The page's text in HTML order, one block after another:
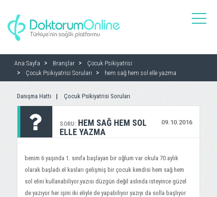
toggle
Ana Sayfa Branşlar
Çocuk Psikiyatrisi
Çocuk Psikiyatrisi Soruları
hem sağ hem sol elle yazma
Danışma Hattı Çocuk Psikiyatrisi Soruları
SORU: 09.10.2016
HEM SAĞ HEM SOL
ELLE YAZMA
benim 6 yaşında 1. sınıfa başlayan bir oğlum var okula 70 aylık
olarak başladı.el kasları gelişmiş bir çocuk kendisi hem sağ hem
sol elini kullanabiliyor.yazısı düzgün değil aslında isteyince güzel
de yazıyor her işini iki eliyle de yapabiliyor yazıyı da solla başlıyor